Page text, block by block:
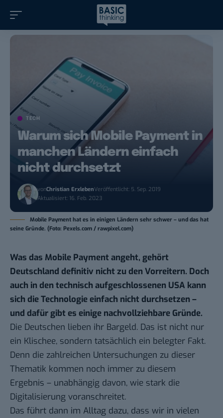
TECH
Warum sich Mobile Payment in
manchen Ländern einfach
nicht durchsetzt
vonChristian ErxlebenVeröffentlicht: 5. Sep. 2019
Aktualisiert: 16. Feb. 2023
Mobile Payment hat es in einigen Ländern sehr schwer – und das hat
seine Gründe. (Foto: Pexels.com / rawpixel.com)
Was das Mobile Payment angeht, gehört
Deutschland definitiv nicht zu den Vorreitern. Doch
auch in den technisch aufgeschlossenen USA kann
sich die Technologie einfach nicht durchsetzen –
und dafür gibt es einige nachvollziehbare Gründe.
Die Deutschen lieben ihr Bargeld. Das ist nicht nur
ein Klischee, sondern tatsächlich ein belegter Fakt.
Denn die zahlreichen Untersuchungen zu dieser
Thematik kommen noch immer zu diesem
Ergebnis – unabhängig davon, wie stark die
Digitalisierung voranschreitet.
Das führt dann im Alltag dazu, dass wir in vielen